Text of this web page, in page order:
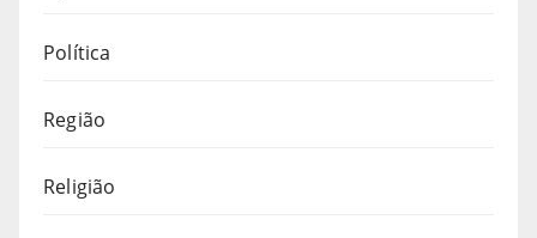
Política
Região
Religião